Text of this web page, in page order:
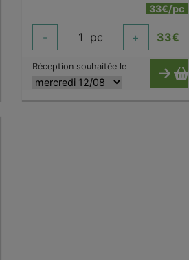
33€/pc
- 1 pc + 33€
Réception souhaitée le